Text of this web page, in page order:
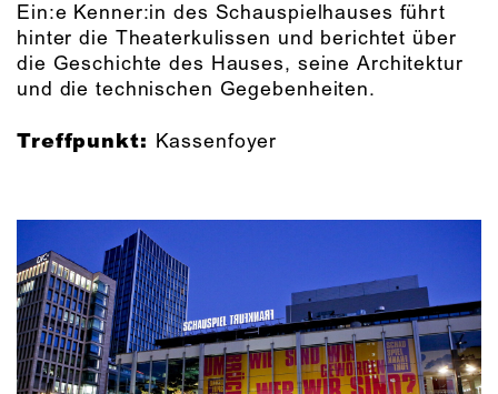
Ein:e Kenner:in des Schauspielhauses führt
hinter die Theaterkulissen und berichtet über
die Geschichte des Hauses, seine Architektur
und die technischen Gegebenheiten.
Treffpunkt: Kassenfoyer